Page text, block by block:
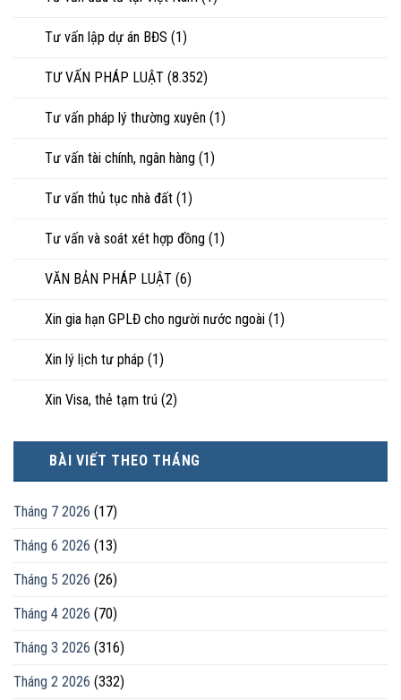
Tư vấn lập dự án BĐS (1)
TƯ VẤN PHÁP LUẬT (8.352)
Tư vấn pháp lý thường xuyên (1)
Tư vấn tài chính, ngân hàng (1)
Tư vấn thủ tục nhà đất (1)
Tư vấn và soát xét hợp đồng (1)
VĂN BẢN PHÁP LUẬT (6)
Xin gia hạn GPLĐ cho người nước ngoài (1)
Xin lý lịch tư pháp (1)
Xin Visa, thẻ tạm trú (2)
BÀI VIẾT THEO THÁNG
Tháng 7 2026 (17)
Tháng 6 2026 (13)
Tháng 5 2026 (26)
Tháng 4 2026 (70)
Tháng 3 2026 (316)
Tháng 2 2026 (332)